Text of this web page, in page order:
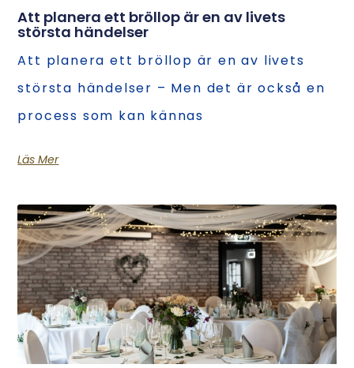
Att planera ett bröllop är en av livets
största händelser
Att planera ett bröllop är en av livets
största händelser – Men det är också en
process som kan kännas
Läs Mer